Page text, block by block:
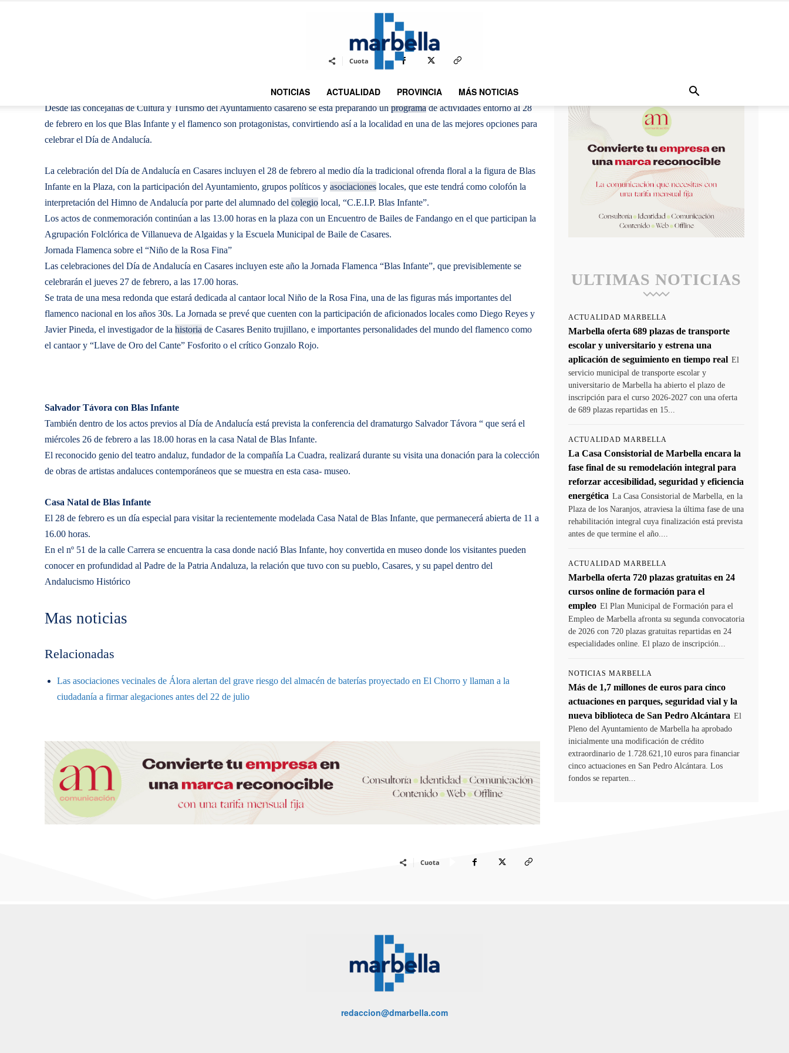
DMarbella
NOTICIAS ACTUALIDAD PROVINCIA MÁS NOTICIAS
Cuota
Desde las concejalías de Cultura y Turismo del Ayuntamiento casareño se está preparando un programa de actividades entorno al 28
de febrero en los que Blas Infante y el flamenco son protagonistas, convirtiendo así a la localidad en una de las mejores opciones para
celebrar el Día de Andalucía.
La celebración del Día de Andalucía en Casares incluyen el 28 de febrero al medio día la tradicional ofrenda floral a la figura de Blas
Infante en la Plaza, con la participación del Ayuntamiento, grupos políticos y asociaciones locales, que este tendrá como colofón la
interpretación del Himno de Andalucía por parte del alumnado del colegio local, “C.E.I.P. Blas Infante”.
Los actos de conmemoración continúan a las 13.00 horas en la plaza con un Encuentro de Bailes de Fandango en el que participan la
Agrupación Folclórica de Villanueva de Algaidas y la Escuela Municipal de Baile de Casares.
Jornada Flamenca sobre el “Niño de la Rosa Fina”
Las celebraciones del Día de Andalucía en Casares incluyen este año la Jornada Flamenca “Blas Infante”, que previsiblemente se
celebrarán el jueves 27 de febrero, a las 17.00 horas.
Se trata de una mesa redonda que estará dedicada al cantaor local Niño de la Rosa Fina, una de las figuras más importantes del
flamenco nacional en los años 30s. La Jornada se prevé que cuenten con la participación de aficionados locales como Diego Reyes y
Javier Pineda, el investigador de la historia de Casares Benito trujillano, e importantes personalidades del mundo del flamenco como
el cantaor y “Llave de Oro del Cante” Fosforito o el crítico Gonzalo Rojo.
Salvador Távora con Blas Infante
También dentro de los actos previos al Día de Andalucía está prevista la conferencia del dramaturgo Salvador Távora “ que será el
miércoles 26 de febrero a las 18.00 horas en la casa Natal de Blas Infante.
El reconocido genio del teatro andaluz, fundador de la compañía La Cuadra, realizará durante su visita una donación para la colección
de obras de artistas andaluces contemporáneos que se muestra en esta casa- museo.
Casa Natal de Blas Infante
El 28 de febrero es un día especial para visitar la recientemente modelada Casa Natal de Blas Infante, que permanecerá abierta de 11 a
16.00 horas.
En el nº 51 de la calle Carrera se encuentra la casa donde nació Blas Infante, hoy convertida en museo donde los visitantes pueden
conocer en profundidad al Padre de la Patria Andaluza, la relación que tuvo con su pueblo, Casares, y su papel dentro del
Andalucismo Histórico
Mas noticias
Relacionadas
Las asociaciones vecinales de Álora alertan del grave riesgo del almacén de baterías proyectado en El Chorro y llaman a la
ciudadanía a firmar alegaciones antes del 22 de julio
Cuota
ULTIMAS NOTICIAS
ACTUALIDAD MARBELLA
Marbella oferta 689 plazas de transporte
escolar y universitario y estrena una
aplicación de seguimiento en tiempo real El
servicio municipal de transporte escolar y
universitario de Marbella ha abierto el plazo de
inscripción para el curso 2026-2027 con una oferta
de 689 plazas repartidas en 15...
ACTUALIDAD MARBELLA
La Casa Consistorial de Marbella encara la
fase final de su remodelación integral para
reforzar accesibilidad, seguridad y eficiencia
energética La Casa Consistorial de Marbella, en la
Plaza de los Naranjos, atraviesa la última fase de una
rehabilitación integral cuya finalización está prevista
antes de que termine el año....
ACTUALIDAD MARBELLA
Marbella oferta 720 plazas gratuitas en 24
cursos online de formación para el
empleo El Plan Municipal de Formación para el
Empleo de Marbella afronta su segunda convocatoria
de 2026 con 720 plazas gratuitas repartidas en 24
especialidades online. El plazo de inscripción...
NOTICIAS MARBELLA
Más de 1,7 millones de euros para cinco
actuaciones en parques, seguridad vial y la
nueva biblioteca de San Pedro Alcántara El
Pleno del Ayuntamiento de Marbella ha aprobado
inicialmente una modificación de crédito
extraordinario de 1.728.621,10 euros para financiar
cinco actuaciones en San Pedro Alcántara. Los
fondos se reparten...
redaccion@dmarbella.com